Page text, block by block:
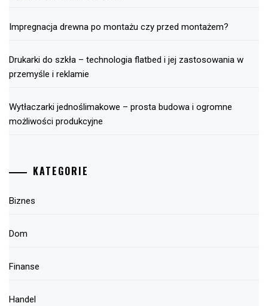
Impregnacja drewna po montażu czy przed montażem?
Drukarki do szkła – technologia flatbed i jej zastosowania w
przemyśle i reklamie
Wytłaczarki jednoślimakowe – prosta budowa i ogromne
możliwości produkcyjne
KATEGORIE
Biznes
Dom
Finanse
Handel